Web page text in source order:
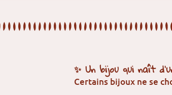
✨ Un bijou qui naît
Certains bijoux ne se